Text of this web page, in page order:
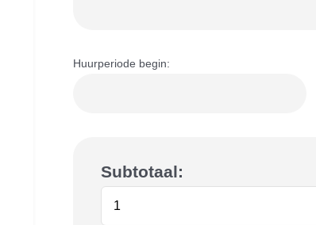
Huurperiode begin:
Subtotaal: